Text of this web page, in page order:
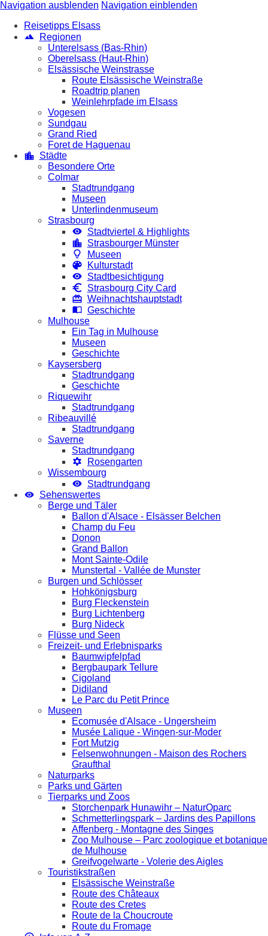
Navigation ausblenden Navigation einblenden
Reisetipps Elsass
Regionen
Unterelsass (Bas-Rhin)
Oberelsass (Haut-Rhin)
Elsässische Weinstrasse
Route Elsässische Weinstraße
Roadtrip planen
Weinlehrpfade im Elsass
Vogesen
Sundgau
Grand Ried
Foret de Haguenau
Städte
Besondere Orte
Colmar
Stadtrundgang
Museen
Unterlindenmuseum
Strasbourg
Stadtviertel & Highlights
Strasbourger Münster
Museen
Kulturstadt
Stadtbesichtigung
Strasbourg City Card
Weihnachtshauptstadt
Geschichte
Mulhouse
Ein Tag in Mulhouse
Museen
Geschichte
Kaysersberg
Stadtrundgang
Geschichte
Riquewihr
Stadtrundgang
Ribeauvillé
Stadtrundgang
Saverne
Stadtrundgang
Rosengarten
Wissembourg
Stadtrundgang
Sehenswertes
Berge und Täler
Ballon d'Alsace - Elsässer Belchen
Champ du Feu
Donon
Grand Ballon
Mont Sainte-Odile
Munstertal - Vallée de Munster
Burgen und Schlösser
Hohkönigsburg
Burg Fleckenstein
Burg Lichtenberg
Burg Nideck
Flüsse und Seen
Freizeit- und Erlebnisparks
Baumwipfelpfad
Bergbaupark Tellure
Cigoland
Didiland
Le Parc du Petit Prince
Museen
Ecomusée d'Alsace - Ungersheim
Musée Lalique - Wingen-sur-Moder
Fort Mutzig
Felsenwohnungen - Maison des Rochers
Graufthal
Naturparks
Parks und Gärten
Tierparks und Zoos
Storchenpark Hunawihr – NaturOparc
Schmetterlingspark – Jardins des Papillons
Affenberg - Montagne des Singes
Zoo Mulhouse – Parc zoologique et botanique
de Mulhouse
Greifvogelwarte - Volerie des Aigles
Touristikstraßen
Elsässische Weinstraße
Route des Châteaux
Route des Cretes
Route de la Choucroute
Route du Fromage